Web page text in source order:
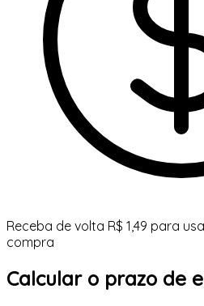
Receba de volta R$ 1,49 para
compra
Calcular o prazo de